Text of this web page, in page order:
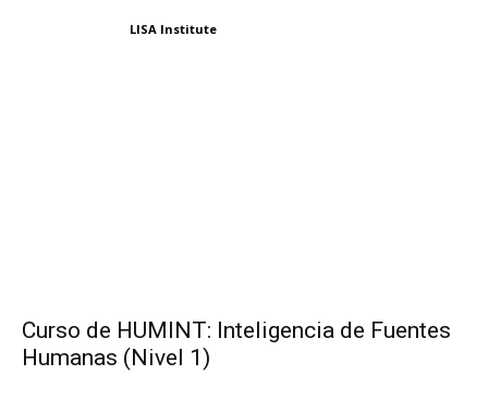
LISA Institute
Curso de HUMINT: Inteligencia de Fuentes
Humanas (Nivel 1)